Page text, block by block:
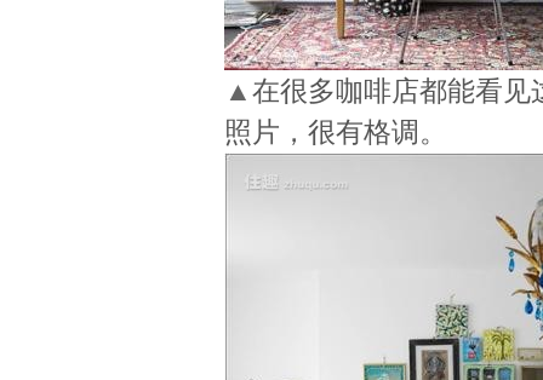
▲在很多咖啡店都能看见
照片，很有格调。